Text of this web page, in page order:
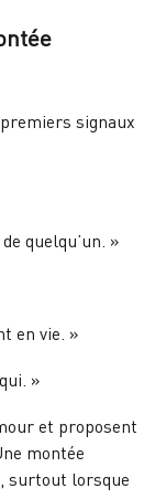
signaux
quelqu’un. »
en vie. »
»
et proposent
montée
surtout lorsque